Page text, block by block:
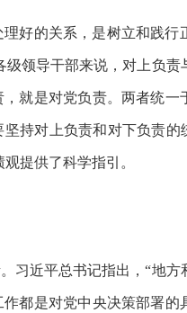
好的关系，是树立和践行
级领导干部来说，对上负责
就是对党负责。两者统一
持对上负责和对下负责的
提供了科学指引。
习近平总书记指出，“地方
都是对党中央决策部署的